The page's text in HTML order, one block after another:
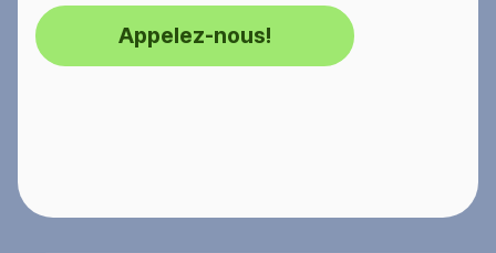
Appelez-nous!